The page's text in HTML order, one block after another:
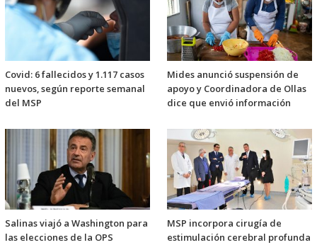
Covid: 6 fallecidos y 1.117 casos
nuevos, según reporte semanal
del MSP
Mides anunció suspensión de
apoyo y Coordinadora de Ollas
dice que envió información
Salinas viajó a Washington para
las elecciones de la OPS
MSP incorpora cirugía de
estimulación cerebral profunda